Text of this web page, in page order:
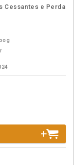
Cessantes e Perda